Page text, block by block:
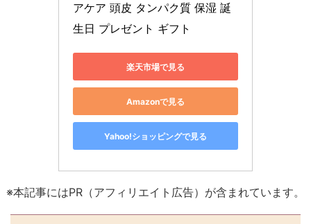
アケア 頭皮 タンパク質 保湿 誕
生日 プレゼント ギフト
楽天市場で見る
Amazonで見る
Yahoo!ショッピングで見る
※本記事にはPR（アフィリエイト広告）が含まれています。